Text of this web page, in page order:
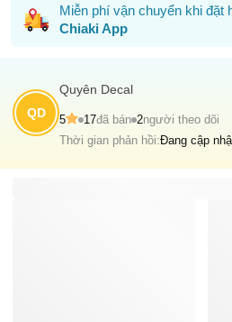
Miễn phí vận chuyển khi đặt
Chiaki App
QD
Quyên Decal
5 17đã bán 2người theo dõi
Thời gian phản hồi:Đang cập